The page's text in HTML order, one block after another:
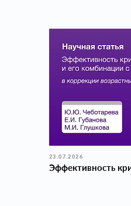
23.07.2026
Эффективность